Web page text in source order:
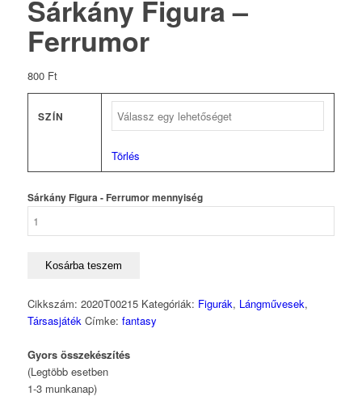
Sárkány Figura –
Ferrumor
800 Ft
SZÍN
Törlés
Sárkány Figura - Ferrumor mennyiség
Kosárba teszem
Cikkszám: 2020T00215 Kategóriák: Figurák, Lángművesek,
Társasjáték Címke: fantasy
Gyors összekészítés
(Legtöbb esetben
1-3 munkanap)